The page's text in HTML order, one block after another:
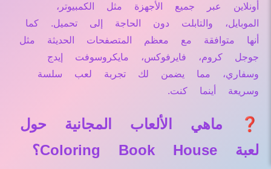
أونلاين عبر جميع الأجهزة مثل الكمبيوتر،
الموبايل، والتابلت دون الحاجة إلى تحميل. كما
أنها متوافقة مع معظم المتصفحات الحديثة مثل
جوجل كروم، فايرفوكس، مايكروسوفت إيدج
وسفاري، مما يضمن لك تجربة لعب سلسة
وسريعة أينما كنت.
❓ ماهي الألعاب المجانية حول
لعبة Coloring Book House؟